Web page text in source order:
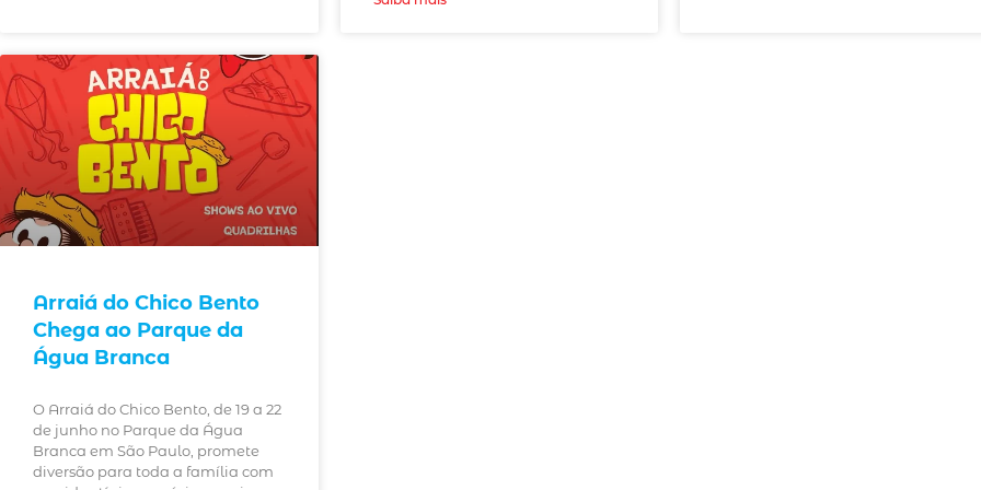
Arraiá do Chico Bento
Chega ao Parque da
Água Branca
O Arraiá do Chico Bento, de 19 a 22
de junho no Parque da Água
Branca em São Paulo, promete
diversão para toda a família com